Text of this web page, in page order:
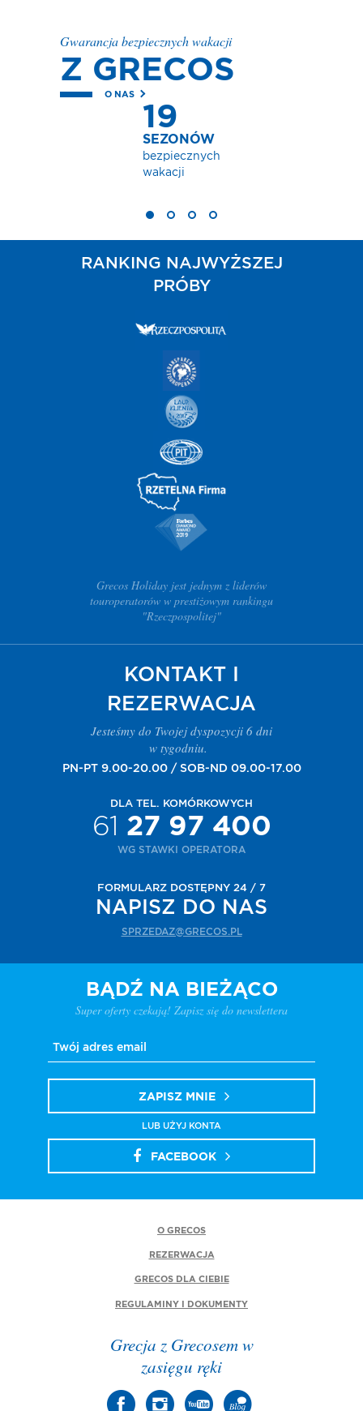
Gwarancja bezpiecznych wakacji
Z GRECOS
O NAS
RANKING NAJWYŻSZEJ
PRÓBY
Grecos Holiday jest jednym z liderów
touroperatorów w prestiżowym rankingu
"Rzeczpospolitej"
KONTAKT I
REZERWACJA
Jesteśmy do Twojej dyspozycji 6 dni
w tygodniu.
PN-PT 9.00-20.00 / SOB-ND 09.00-17.00
DLA TEL. KOMÓRKOWYCH
61 27 97 400
WG STAWKI OPERATORA
FORMULARZ DOSTĘPNY 24 / 7
NAPISZ DO NAS
SPRZEDAZ@GRECOS.PL
BĄDŹ NA BIEŻĄCO
Super oferty czekają! Zapisz się do newslettera
ZAPISZ MNIE
LUB UŻYJ KONTA
FACEBOOK
O GRECOS
REZERWACJA
GRECOS DLA CIEBIE
REGULAMINY I DOKUMENTY
Grecja z Grecosem w
zasięgu ręki